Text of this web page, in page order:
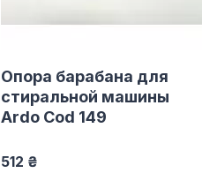
Опора барабана для
стиральной машины
Ardo Cod 149
512 ₴